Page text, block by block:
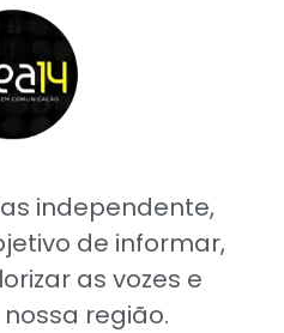
independente,
de informar,
as vozes e
região.